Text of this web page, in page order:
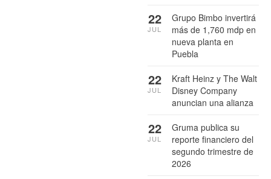
Grupo Bimbo invertirá
más de 1,760 mdp en
nueva planta en
Puebla
22
JUL
Kraft Heinz y The Walt
Disney Company
anuncian una alianza
22
JUL
Gruma publica su
reporte financiero del
segundo trimestre de
2026
22
JUL